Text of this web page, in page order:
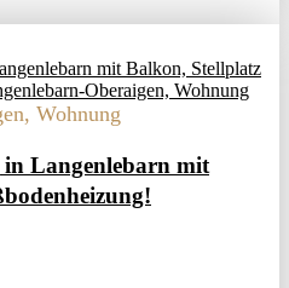
Wohnung
Langenlebarn mit